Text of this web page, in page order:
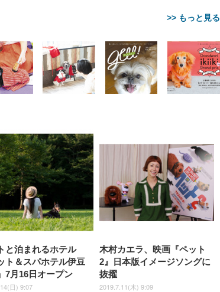
>> もっと見る
デスク
ーク
ト 30
工学 椅
上げ
ドレス
クッシ
ッシ
用 お
(ブラ
Sezlife オフィスチェア デスク
チェア 疲れない テレワーク
チェア 強化バックレスト 30度
ロッキング機能 人間工学 椅子
腰サポート 90度跳ね上げ式ア
ームレスト 3Dヘッドレスト
ハンガー付き 高反発クッショ
ン PCチェア 通気性メッシュ
ゲーミング/勉強/事務用 おし
ゃれ パソコンチェア (ホワイ
ト)
￥7,680
ッシュ 通気性 ランバーサ
ポート付き 腰サポート ガ
ス圧無段階昇降 360度回
転 キャスター付き コンパ
クト 幅52×奥行58.5×高さ
84～96cm テレワーク 在
宅勤務 ブラック
￥4,139
E2724HS 27インチ 液晶モ
ニター フル
HD（1920×1080）VA 非光
沢 HDMI/DisplayPort/VGA
スピーカー内蔵 高さ調整 ス
イベル VESA対応
ComfortView ビジネス向け
￥15,800
Gaming Monitor 24” Essential ゲ
ーミングモニター QD 24.5インチ
1ms FHD 量子ドット 残像低減 (3
年保証 | 輝点保証 | 日本メーカー)
￥34,980
・オム
単品
Smart Basic(スマートベーシ
ック) 【Amazon.co.jp限定】
Smart Basic アイリスオーヤマ
ペットシーツ 超厚型 お徳用
ワイド 100枚入 (x 1) (ケース
販売)
￥3,670
ュラー 200枚入
【Amazon.co.jp限定】
￥3,731
と泊まれるホテル
ト＆スパホテル伊豆
7月16日オープン
日) 9:07
木村カエラ、映画『ペット
2』日本版イメージソングに
抜擢
2019.7.11(木) 9:09